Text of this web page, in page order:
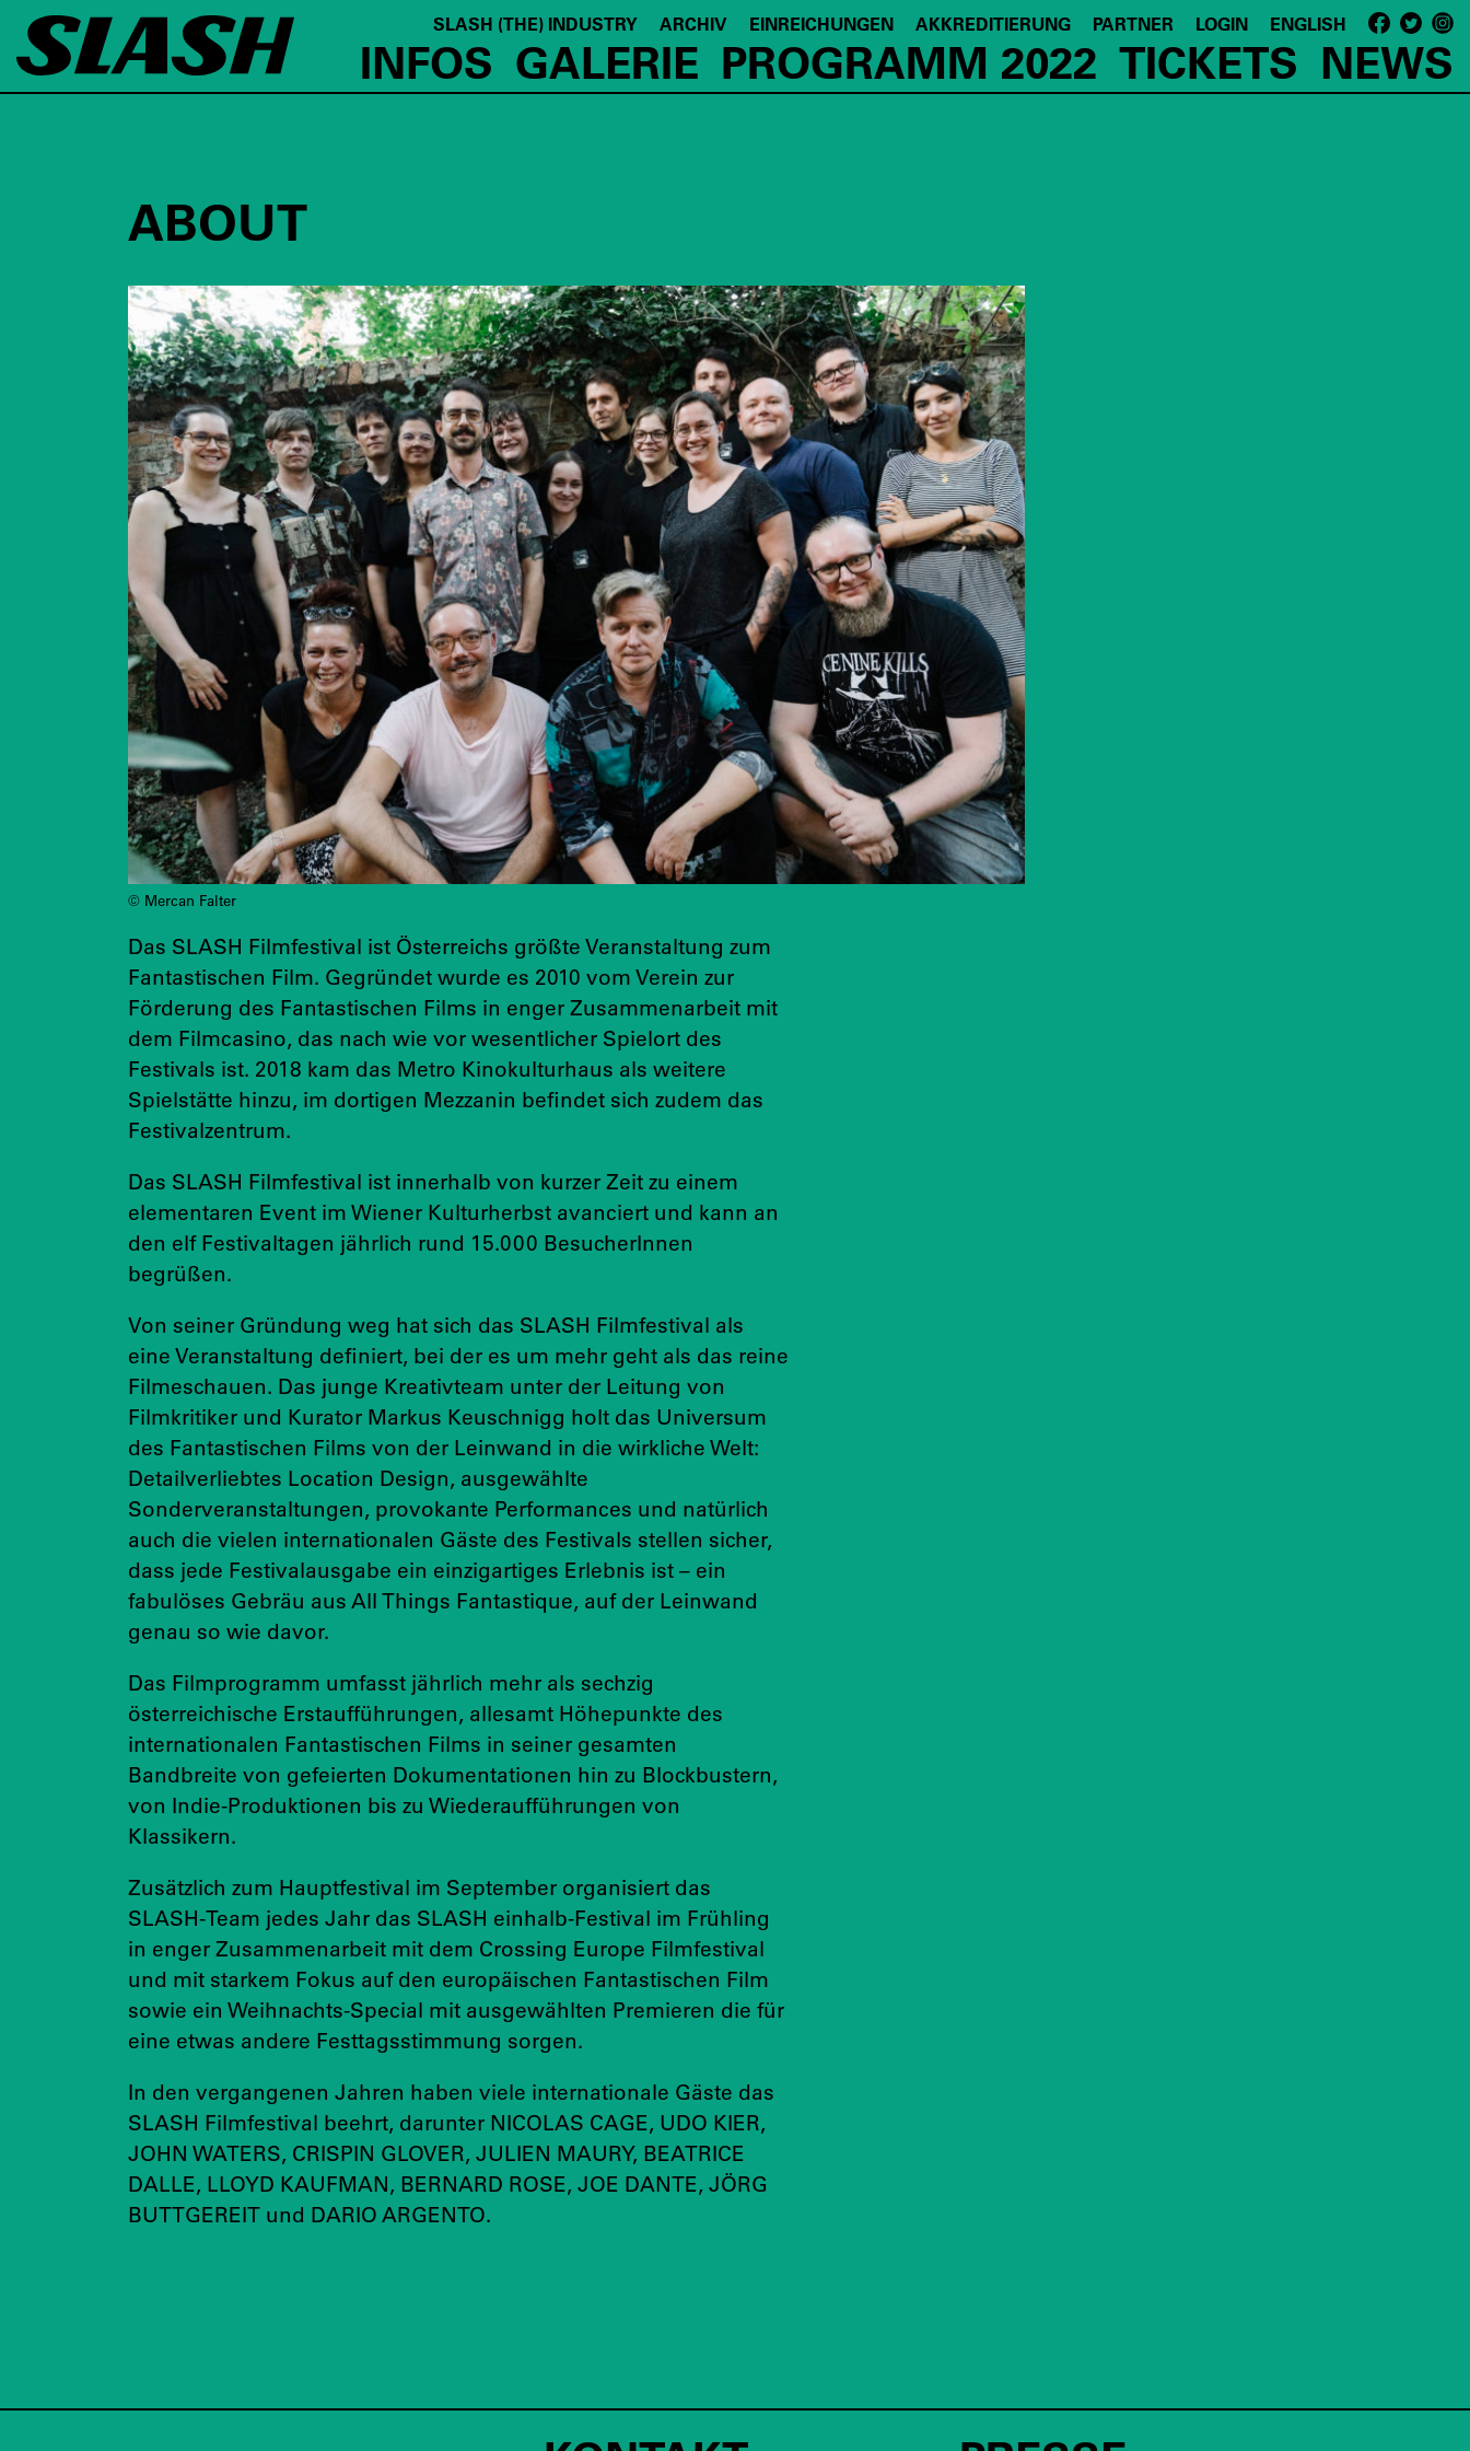
SLASH (THE) INDUSTRY ARCHIV EINREICHUNGEN AKKREDITIERUNG PARTNER LOGIN ENGLISH
INFOS GALERIE PROGRAMM 2022 TICKETS NEWS
ABOUT
© Mercan Falter
Das SLASH Filmfestival ist Österreichs größte Veranstaltung zum
Fantastischen Film. Gegründet wurde es 2010 vom Verein zur
Förderung des Fantastischen Films in enger Zusammenarbeit mit
dem Filmcasino, das nach wie vor wesentlicher Spielort des
Festivals ist. 2018 kam das Metro Kinokulturhaus als weitere
Spielstätte hinzu, im dortigen Mezzanin befindet sich zudem das
Festivalzentrum.
Das SLASH Filmfestival ist innerhalb von kurzer Zeit zu einem
elementaren Event im Wiener Kulturherbst avanciert und kann an
den elf Festivaltagen jährlich rund 15.000 BesucherInnen
begrüßen.
Von seiner Gründung weg hat sich das SLASH Filmfestival als
eine Veranstaltung definiert, bei der es um mehr geht als das reine
Filmeschauen. Das junge Kreativteam unter der Leitung von
Filmkritiker und Kurator Markus Keuschnigg holt das Universum
des Fantastischen Films von der Leinwand in die wirkliche Welt:
Detailverliebtes Location Design, ausgewählte
Sonderveranstaltungen, provokante Performances und natürlich
auch die vielen internationalen Gäste des Festivals stellen sicher,
dass jede Festivalausgabe ein einzigartiges Erlebnis ist – ein
fabulöses Gebräu aus All Things Fantastique, auf der Leinwand
genau so wie davor.
Das Filmprogramm umfasst jährlich mehr als sechzig
österreichische Erstaufführungen, allesamt Höhepunkte des
internationalen Fantastischen Films in seiner gesamten
Bandbreite von gefeierten Dokumentationen hin zu Blockbustern,
von Indie-Produktionen bis zu Wiederaufführungen von
Klassikern.
Zusätzlich zum Hauptfestival im September organisiert das
SLASH-Team jedes Jahr das SLASH einhalb-Festival im Frühling
in enger Zusammenarbeit mit dem Crossing Europe Filmfestival
und mit starkem Fokus auf den europäischen Fantastischen Film
sowie ein Weihnachts-Special mit ausgewählten Premieren die für
eine etwas andere Festtagsstimmung sorgen.
In den vergangenen Jahren haben viele internationale Gäste das
SLASH Filmfestival beehrt, darunter NICOLAS CAGE, UDO KIER,
JOHN WATERS, CRISPIN GLOVER, JULIEN MAURY, BEATRICE
DALLE, LLOYD KAUFMAN, BERNARD ROSE, JOE DANTE, JÖRG
BUTTGEREIT und DARIO ARGENTO.